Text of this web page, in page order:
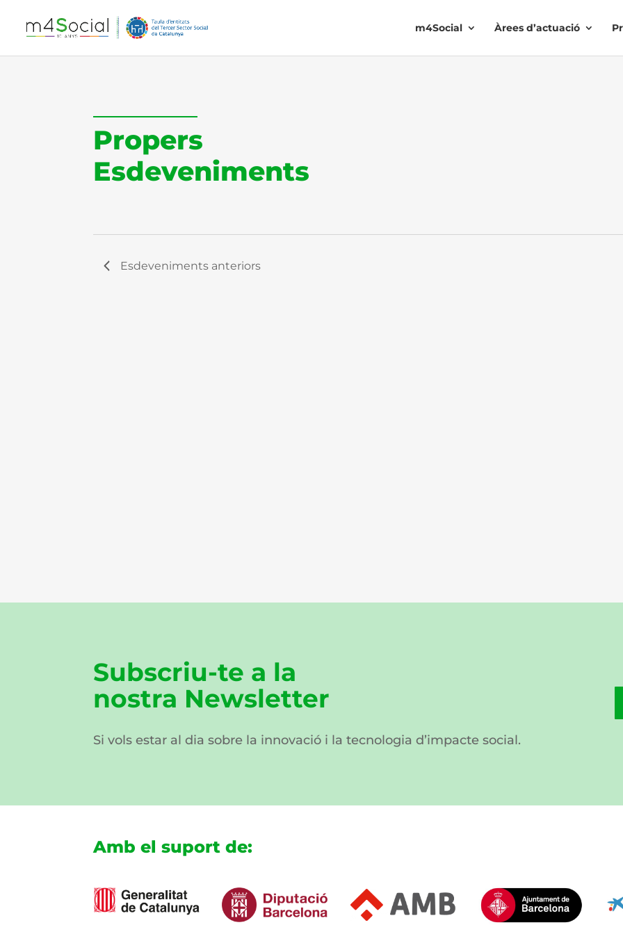
m4Social Àrees d’actuació
Propers
Esdeveniments
Esdeveniments anteriors
Subscriu-te a la
nostra Newsletter
Si vols estar al dia sobre la innovació i la tecnologia d’impacte social.
Amb el suport de: